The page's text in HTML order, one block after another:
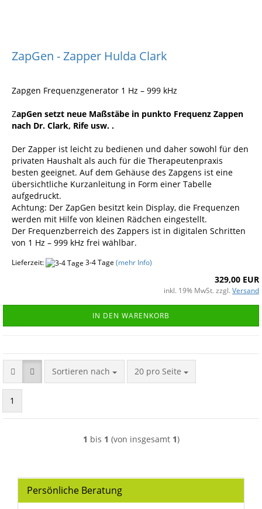
ZapGen - Zapper Hulda Clark
Zapgen Frequenzgenerator 1 Hz – 999 kHz
ZapGen setzt neue Maßstäbe in punkto Frequenz Zappen
nach Dr. Clark, Rife usw. .
Der Zapper ist leicht zu bedienen und daher sowohl für den
privaten Haushalt als auch für die Therapeutenpraxis
besten geeignet. Auf dem Gehäuse des Zapgens ist eine
übersichtliche Kurzanleitung in Form einer Tabelle
aufgedruckt.
Achtung: Der ZapGen besitzt kein Display, die Frequenzen
werden mit Hilfe von kleinen Rädchen eingestellt.
Der Frequenzberreich des Zappers ist in digitalen Schritten
von 1 Hz – 999 kHz frei wählbar.
Lieferzeit: 3-4 Tage (mehr Info)
329,00 EUR
inkl. 19% MwSt. zzgl. Versand
IN DEN WARENKORB
Sortieren nach
Sortieren nach 20 pro Seite
pro Seite
1
1 bis 1 (von insgesamt 1)
Persönliche Beratung